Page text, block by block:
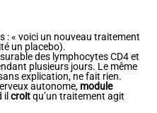
: « voici un nouveau traitement
un placebo).
des lymphocytes CD4 et
plusieurs jours. Le même
explication, ne fait rien.
autonome, module
il croitqu’un traitement agit